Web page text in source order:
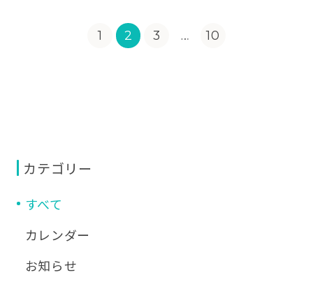
1 2 3 … 10
カテゴリー
すべて
カレンダー
お知らせ